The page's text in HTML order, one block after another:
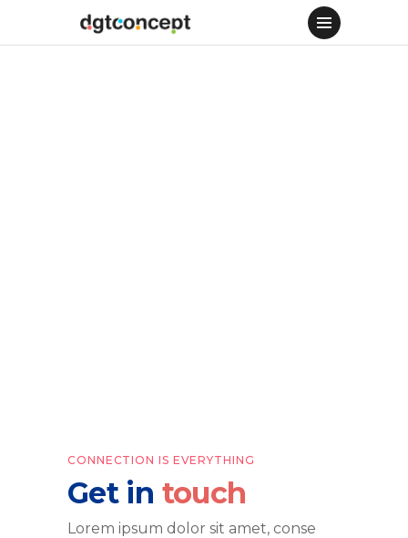
CONNECTION IS EVERYTHING
Get in touch
Lorem ipsum dolor sit amet, conse